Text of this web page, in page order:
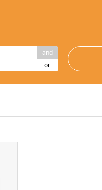
and
or